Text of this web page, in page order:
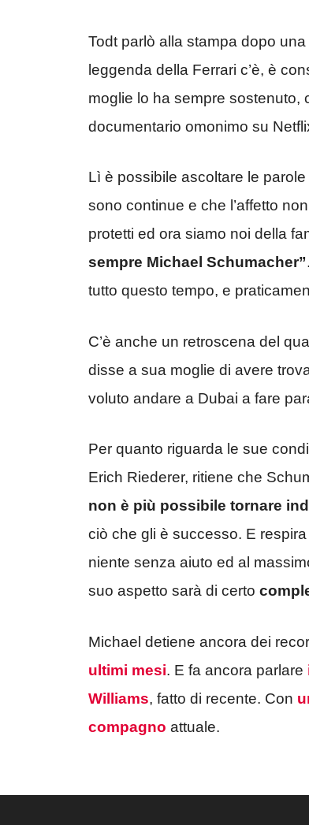
Todt parlò alla stampa dopo
leggenda della Ferrari c’è, è
moglie lo ha sempre sostenuto,
documentario omonimo su
Lì è possibile ascoltare le
sono continue e che l’affetto
protetti ed ora siamo noi della
sempre Michael Schumacher”
tutto questo tempo, e
C’è anche un retroscena del
disse a sua moglie di avere
voluto andare a Dubai a fare
Per quanto riguarda le sue
Erich Riederer, ritiene che
non è più possibile tornare
ciò che gli è successo. E
niente senza aiuto ed al
suo aspetto sarà di certo
Michael detiene ancora dei
ultimi mesi. E fa ancora parlare
Williams, fatto di recente. Con
compagno attuale.